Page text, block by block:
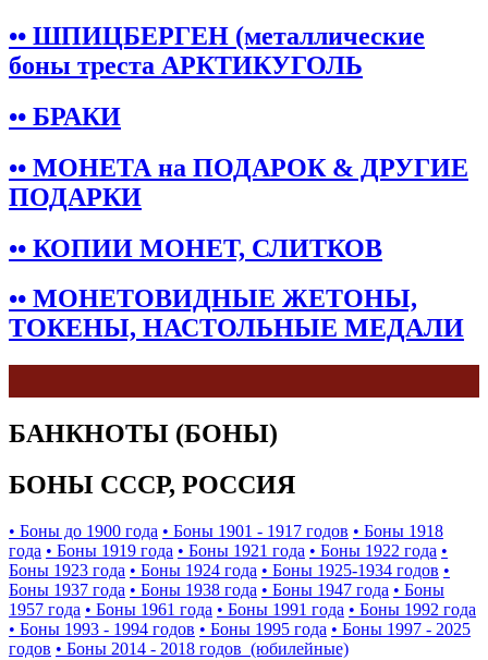
•• ШПИЦБЕРГЕН (металлические
боны треста АРКТИКУГОЛЬ
•• БРАКИ
•• МОНЕТА на ПОДАРОК & ДРУГИЕ
ПОДАРКИ
•• КОПИИ МОНЕТ, СЛИТКОВ
•• МОНЕТОВИДНЫЕ ЖЕТОНЫ,
ТОКЕНЫ, НАСТОЛЬНЫЕ МЕДАЛИ
БАНКНОТЫ (БОНЫ)
БОНЫ СССР, РОССИЯ
• Боны до 1900 года • Боны 1901 - 1917 годов • Боны 1918
года • Боны 1919 года • Боны 1921 года • Боны 1922 года •
Боны 1923 года • Боны 1924 года • Боны 1925-1934 годов •
Боны 1937 года • Боны 1938 года • Боны 1947 года • Боны
1957 года • Боны 1961 года • Боны 1991 года • Боны 1992 года
• Боны 1993 - 1994 годов • Боны 1995 года • Боны 1997 - 2025
годов • Боны 2014 - 2018 годов (юбилейные)